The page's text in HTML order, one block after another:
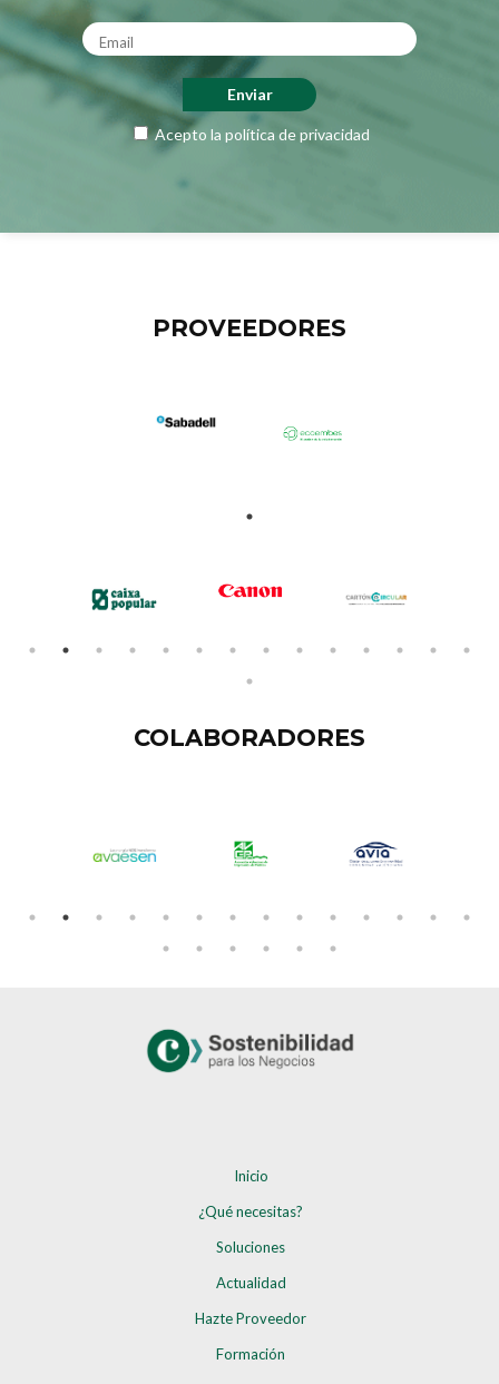
Acepto la política de privacidad
PROVEEDORES
COLABORADORES
Inicio
¿Qué necesitas?
Soluciones
Actualidad
Hazte Proveedor
Formación